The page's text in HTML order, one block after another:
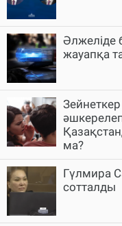
Әлжеліде
жауапқа
ма?
Гүлмира
сотталды